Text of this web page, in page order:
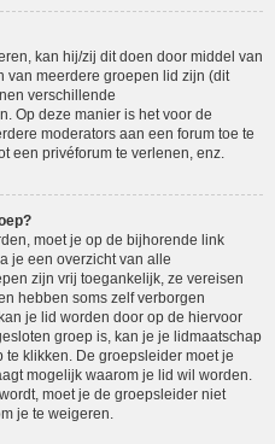
kan hij/zij dit doen door middel van
van meerdere groepen lid zijn (dit
verschillende
Op deze manier is het voor de
moderators aan een forum toe te
een privéforum te verlenen, enz.
moet je op de bijhorende link
je een overzicht van alle
zijn vrij toegankelijk, ze vereisen
hebben soms zelf verborgen
je lid worden door op de hiervoor
groep is, kan je je lidmaatschap
klikken. De groepsleider moet je
mogelijk waarom je lid wil worden.
moet je de groepsleider niet
je te weigeren.